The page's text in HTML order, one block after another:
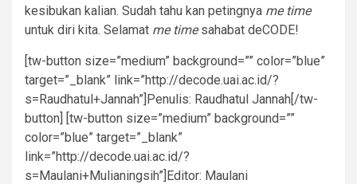
kesibukan kalian. Sudah tahu kan petingnya me time
untuk diri kita. Selamat me timesahabat deCODE!
[tw-button size=”medium” background=”” color=”blue”
target=”_blank” link=”http://decode.uai.ac.id/?
s=Raudhatul+Jannah”]Penulis: Raudhatul Jannah[/tw-
button] [tw-button size=”medium” background=””
color=”blue” target=”_blank”
link=”http://decode.uai.ac.id/?
s=Maulani+Mulianingsih”]Editor: Maulani